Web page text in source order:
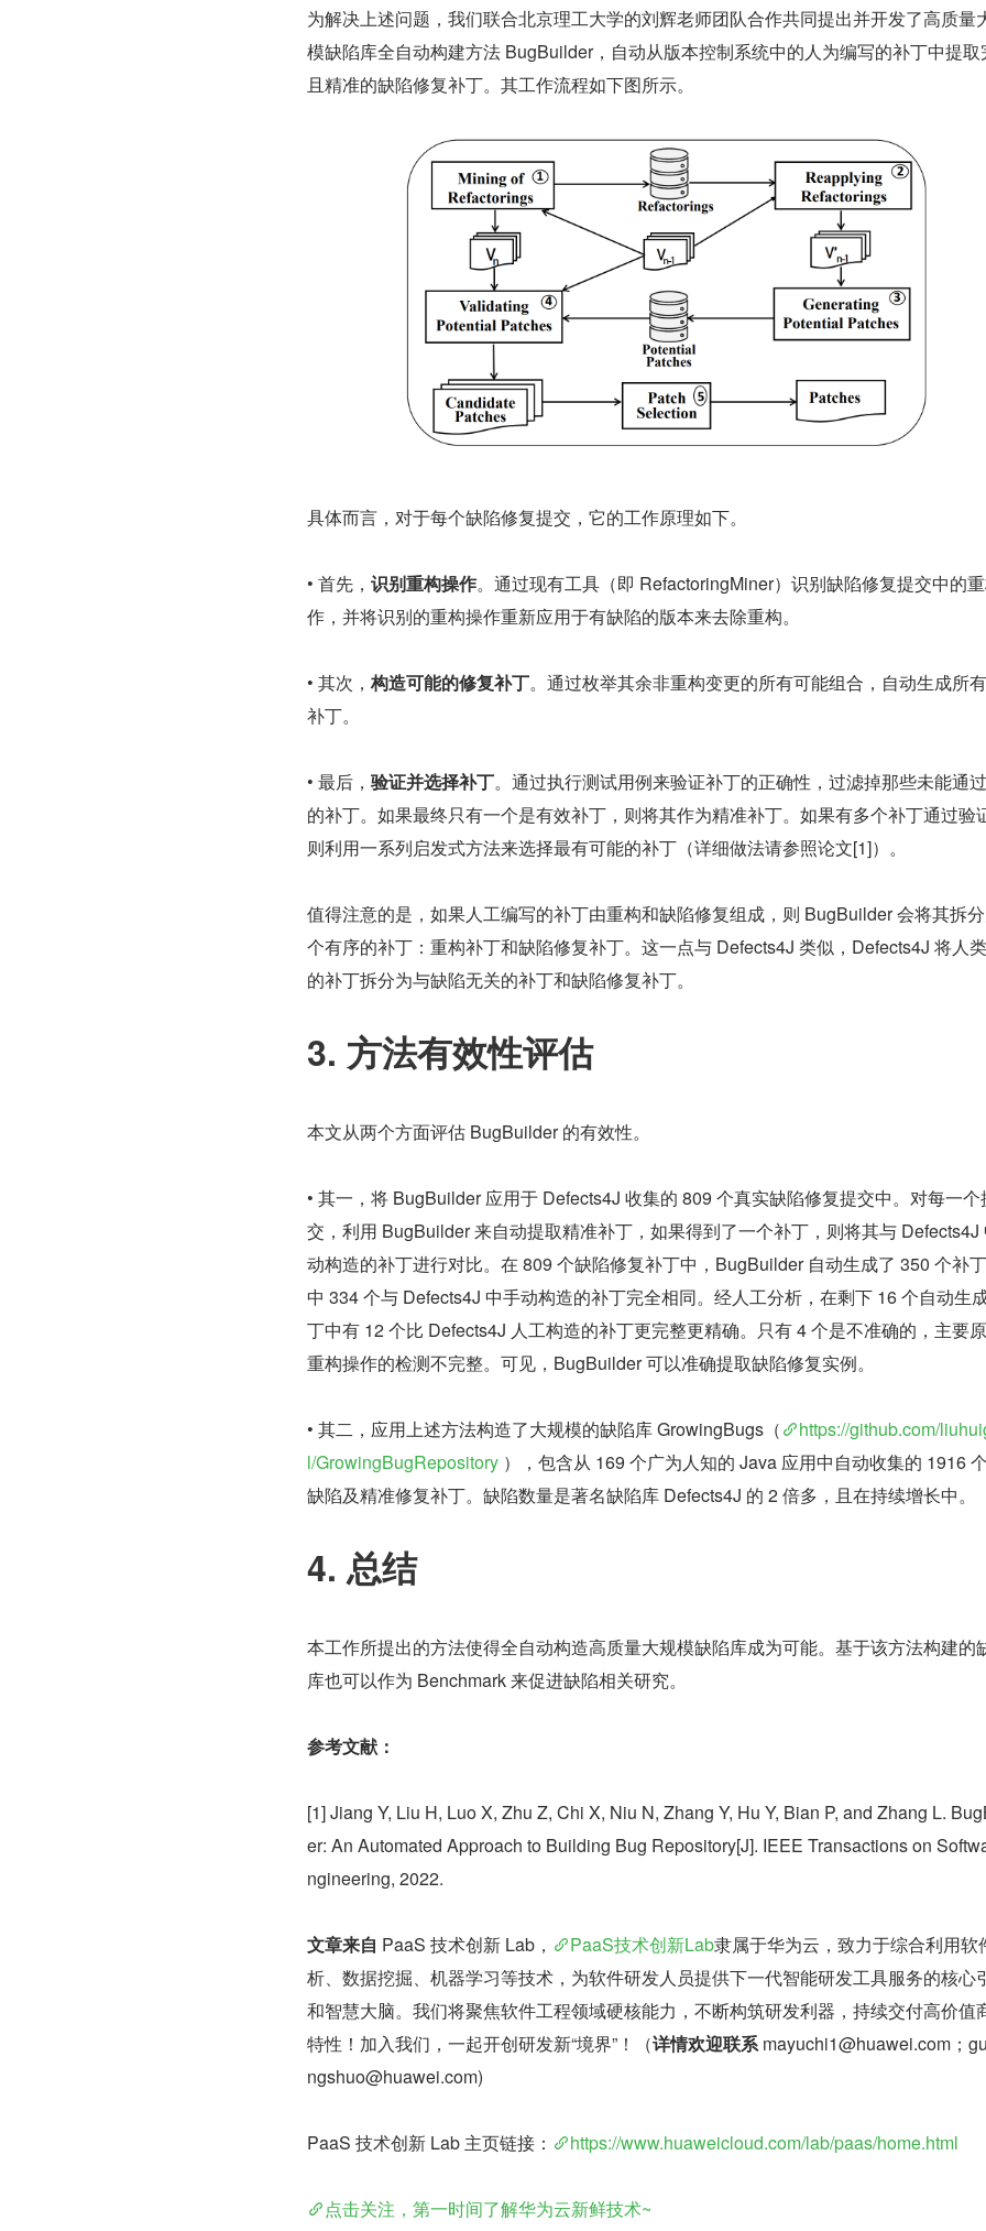
为解决上述问题，我们联合北京理工大学的刘辉老师团队合作共同提出并开发了高质量
模缺陷库全自动构建方法 BugBuilder，自动从版本控制系统中的人为编写的补丁中提取
且精准的缺陷修复补丁。其工作流程如下图所示。
具体而言，对于每个缺陷修复提交，它的工作原理如下。
• 首先， 识别重构操作。通过现有工具（即 RefactoringMiner）识别缺陷修复提交中的
作，并将识别的重构操作重新应用于有缺陷的版本来去除重构。
• 其次， 构造可能的修复补丁。通过枚举其余非重构变更的所有可能组合，自动生成所
补丁。
• 最后， 验证并选择补丁。通过执行测试用例来验证补丁的正确性，过滤掉那些未能通
的补丁。如果最终只有一个是有效补丁，则将其作为精准补丁。如果有多个补丁通过验
则利用一系列启发式方法来选择最有可能的补丁（详细做法请参照论文[1]）。
值得注意的是，如果人工编写的补丁由重构和缺陷修复组成，则 BugBuilder 会将其拆
个有序的补丁：重构补丁和缺陷修复补丁。这一点与 Defects4J 类似，Defects4J 将人
的补丁拆分为与缺陷无关的补丁和缺陷修复补丁。
3. 方法有效性评估
本文从两个方面评估 BugBuilder 的有效性。
• 其一，将 BugBuilder 应用于 Defects4J 收集的 809 个真实缺陷修复提交中。对每一个
交，利用 BugBuilder 来自动提取精准补丁，如果得到了一个补丁，则将其与 Defects4J
动构造的补丁进行对比。在 809 个缺陷修复补丁中，BugBuilder 自动生成了 350 个补
中 334 个与 Defects4J 中手动构造的补丁完全相同。经人工分析，在剩下 16 个自动生
丁中有 12 个比 Defects4J 人工构造的补丁更完整更精确。只有 4 个是不准确的，主要
重构操作的检测不完整。可见，BugBuilder 可以准确提取缺陷修复实例。
• 其二，应用上述方法构造了大规模的缺陷库 GrowingBugs（
https://github.com/
l/GrowingBugRepository ），包含从 169 个广为人知的 Java 应用中自动收集的 1916
缺陷及精准修复补丁。缺陷数量是著名缺陷库 Defects4J 的 2 倍多，且在持续增长中。
4. 总结
本工作所提出的方法使得全自动构造高质量大规模缺陷库成为可能。基于该方法构建的
库也可以作为 Benchmark 来促进缺陷相关研究。
参考文献：
[1] Jiang Y, Liu H, Luo X, Zhu Z, Chi X, Niu N, Zhang Y, Hu Y, Bian P, and Zhang L.
er: An Automated Approach to Building Bug Repository[J]. IEEE Transactions on
ngineering, 2022.
文章来自 PaaS 技术创新 Lab， PaaS技术创新Lab隶属于华为云，致力于综合利用软
析、数据挖掘、机器学习等技术，为软件研发人员提供下一代智能研发工具服务的核心
和智慧大脑。我们将聚焦软件工程领域硬核能力，不断构筑研发利器，持续交付高价值
特性！加入我们，一起开创研发新“境界”！（详情欢迎联系 mayuchi1@huawei.com；
ngshuo@huawei.com)
PaaS 技术创新 Lab 主页链接： https://www.huaweicloud.com/lab/paas/home.html
点击关注，第一时间了解华为云新鲜技术~